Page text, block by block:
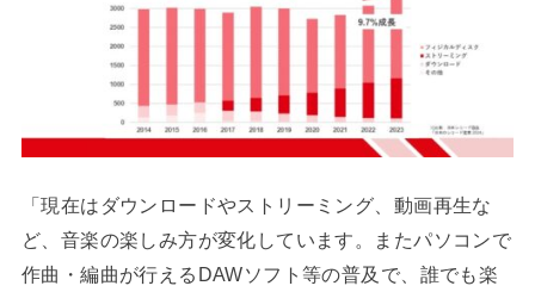
「現在はダウンロードやストリーミング、動画再生な
ど、音楽の楽しみ方が変化しています。またパソコンで
作曲・編曲が行えるDAWソフト等の普及で、誰でも楽